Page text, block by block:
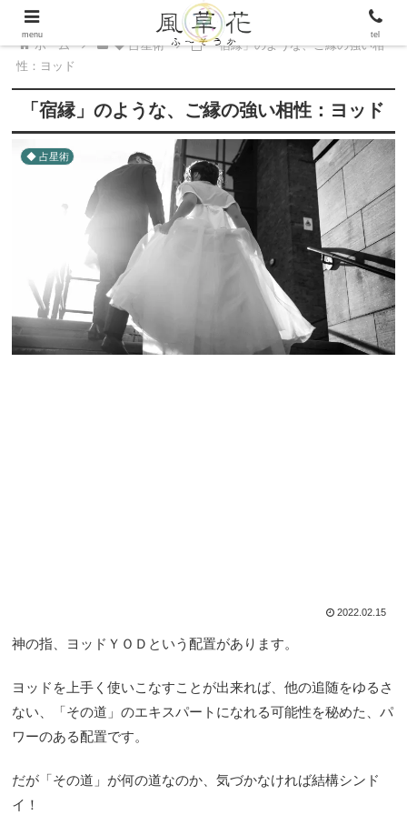
ホーム ◆ 占星術
「宿縁」のような、ご縁の強い相
性：ヨッド
「宿縁」のような、ご縁の強い相性：ヨッド
◆ 占星術
2022.02.15
神の指、ヨッドＹＯＤという配置があります。
ヨッドを上手く使いこなすことが出来れば、他の追随をゆるさ
ない、「その道」のエキスパートになれる可能性を秘めた、パ
ワーのある配置です。
だが「その道」が何の道なのか、気づかなければ結構シンド
イ！
menu tel